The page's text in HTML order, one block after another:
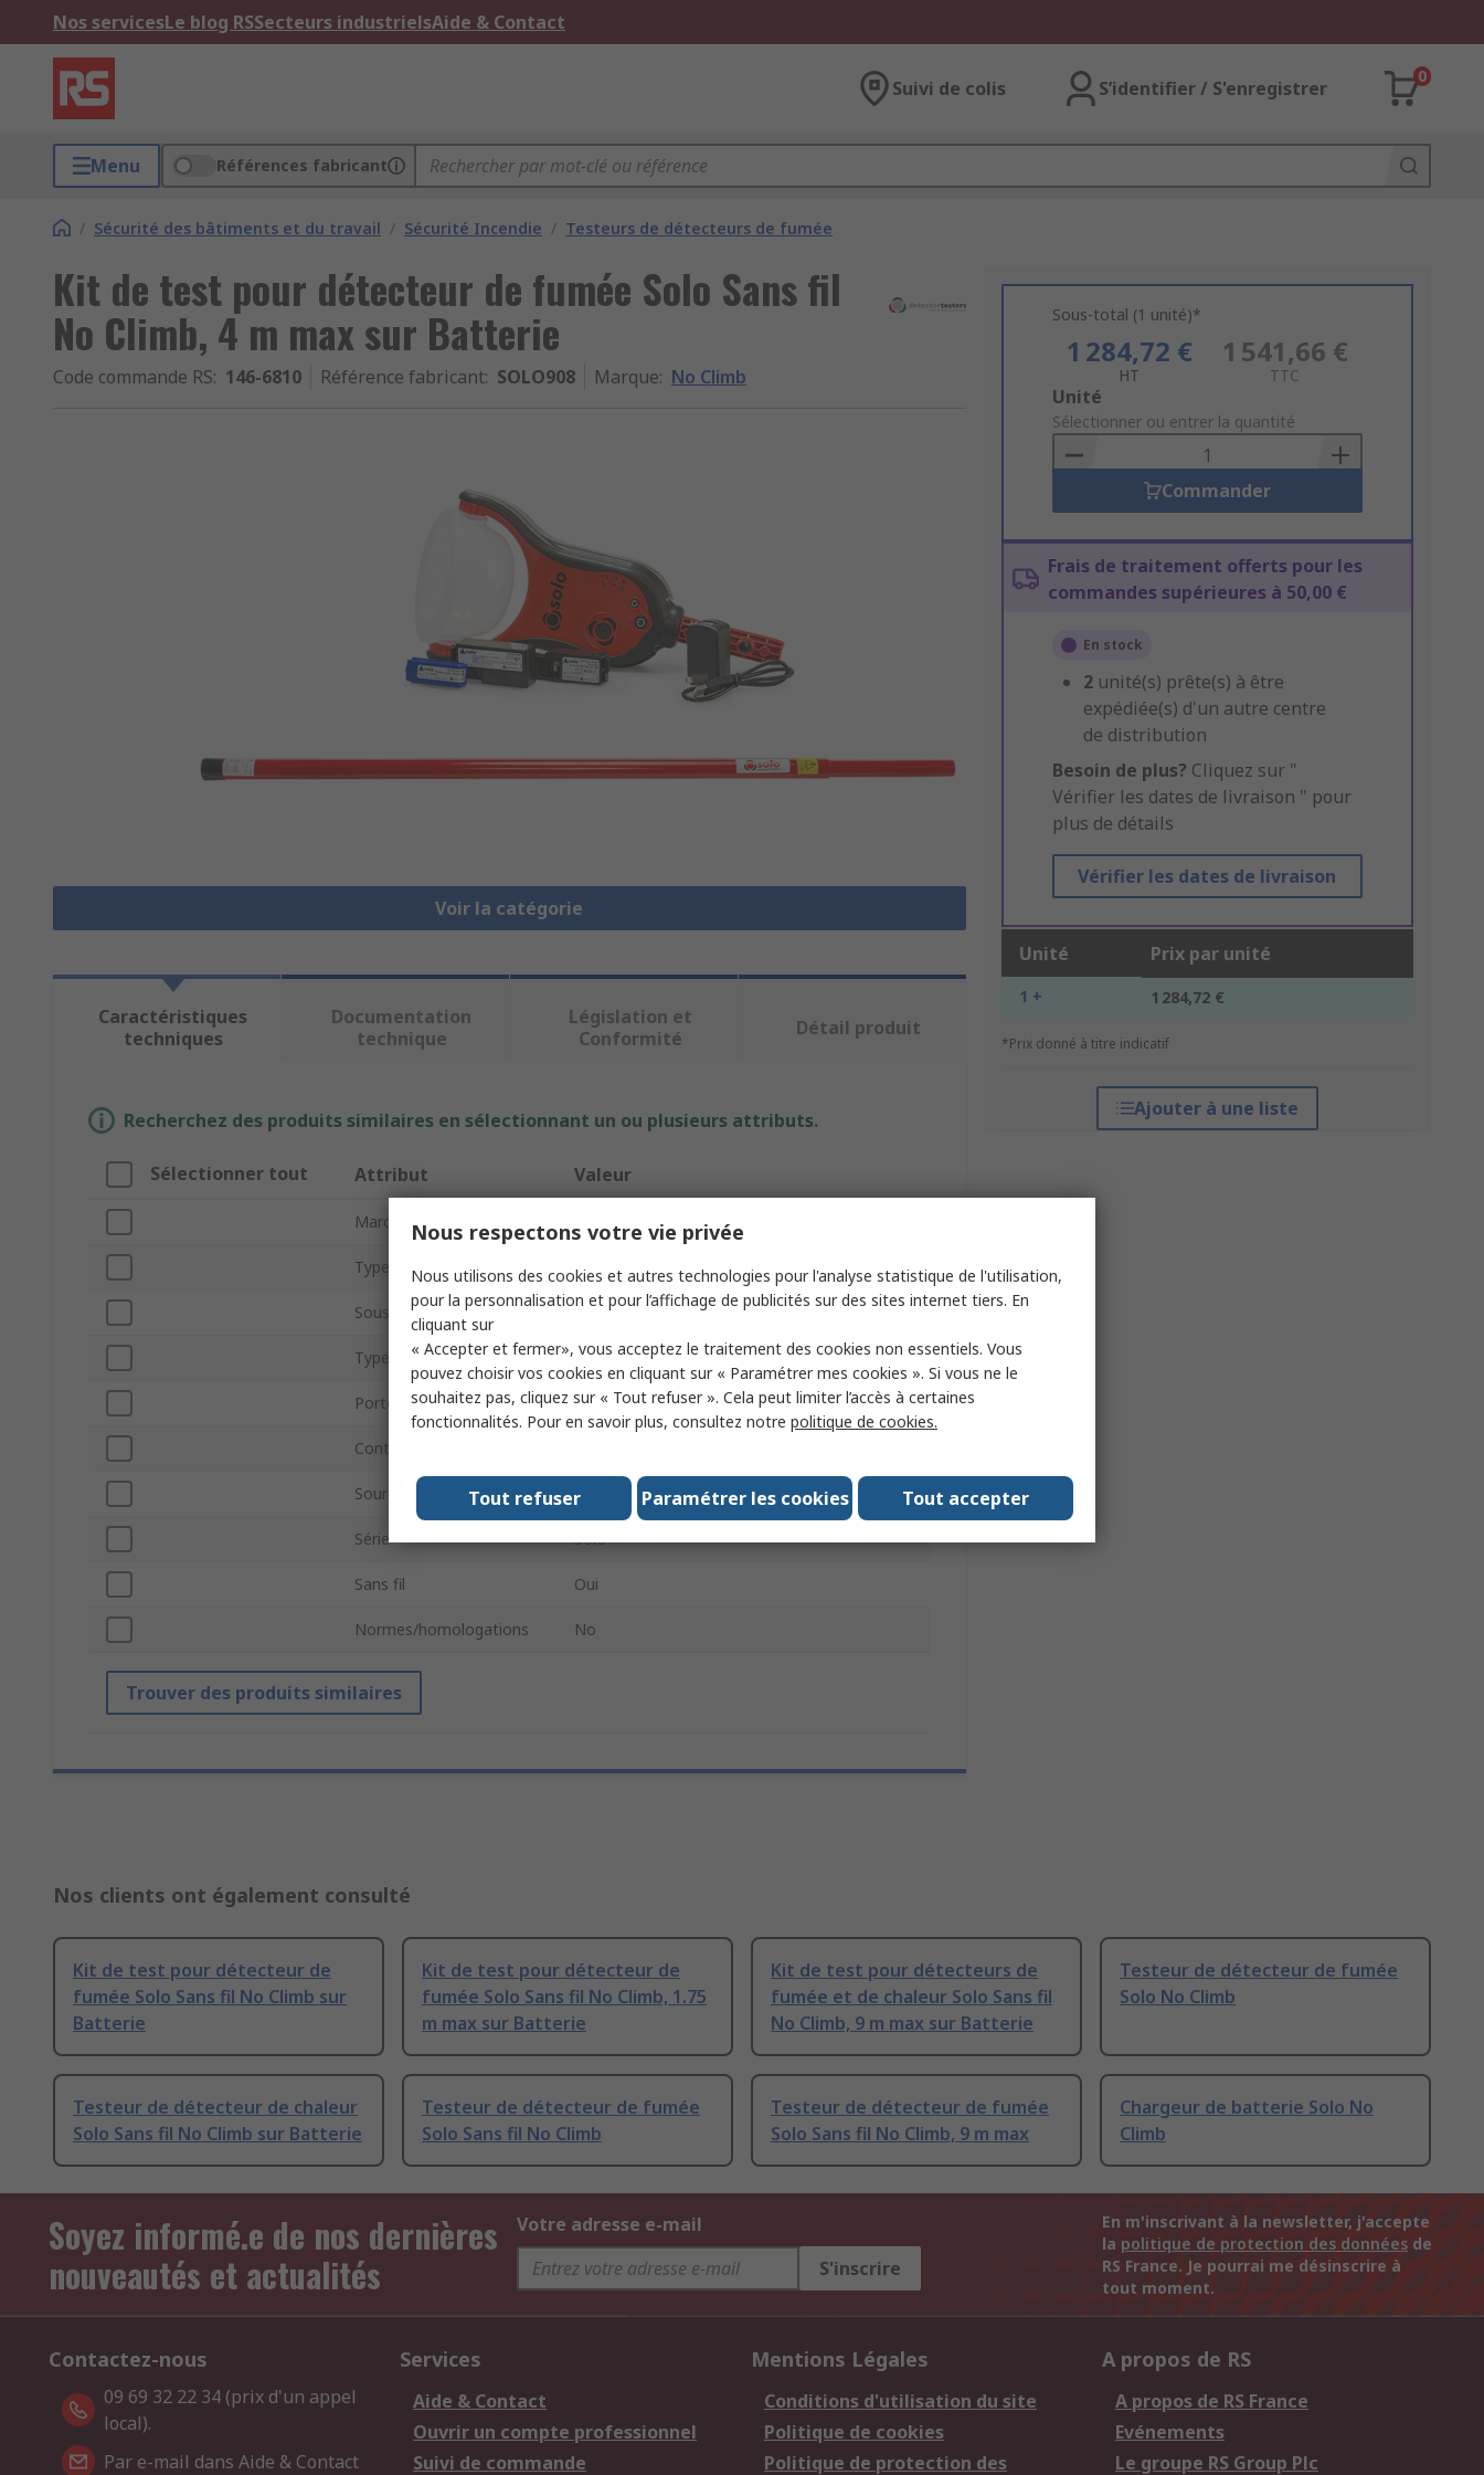
Nos servicesLe blog RSSecteurs industrielsAide & Contact
Suivi de colis S’identifier / S'enregistrer
0
Menu Références fabricant
/ Sécurité des bâtiments et du travail / Sécurité Incendie / Testeurs de détecteurs de fumée
Kit de test pour détecteur de fumée Solo Sans fil
No Climb, 4 m max sur Batterie
Code commande RS: 146-6810 Référence fabricant: SOLO908 Marque: No Climb
Voir la catégorie
Sous-total (1 unité)*
1 284,72 €
HT
1 541,66 €
TTC
Add
to
Basket
Unité
Sélectionner ou entrer la quantité
Commander
Frais de traitement offerts pour les
commandes supérieures à 50,00 €
En stock
2 unité(s) prête(s) à être
expédiée(s) d'un autre centre
de distribution
Besoin de plus? Cliquez sur "
Vérifier les dates de livraison " pour
plus de détails
Vérifier les dates de livraison
Unité Prix par unité
1 + 1 284,72 €
*Prix donné à titre indicatif
Ajouter à une liste
Caractéristiques
techniques
Documentation
technique
Législation et
Conformité
Détail produit
Recherchez des produits similaires en sélectionnant un ou plusieurs attributs.
Sélectionner tout Attribut Valeur
Marque No Climb
Type de produit Kit de test pour détecteur de fumée
Sous type Testeur de détecteur de fumée
Type d'alarme Fumée
Portée maximale 4m
Contenu du kit
Source d'alimentation Batterie
Série Solo
Sans fil Oui
Normes/homologations No
Trouver des produits similaires
Nos clients ont également consulté
Kit de test pour détecteur de
fumée Solo Sans fil No Climb sur
Batterie
Kit de test pour détecteur de
fumée Solo Sans fil No Climb, 1.75
m max sur Batterie
Kit de test pour détecteurs de
fumée et de chaleur Solo Sans fil
No Climb, 9 m max sur Batterie
Testeur de détecteur de fumée
Solo No Climb
Testeur de détecteur de chaleur
Solo Sans fil No Climb sur Batterie
Testeur de détecteur de fumée
Solo Sans fil No Climb
Testeur de détecteur de fumée
Solo Sans fil No Climb, 9 m max
Chargeur de batterie Solo No
Climb
Soyez informé.e de nos dernières
nouveautés et actualités
Votre adresse e-mail
S'inscrire
En m'inscrivant à la newsletter, j'accepte
la politique de protection des données de
RS France. Je pourrai me désinscrire à
tout moment.
Contactez-nous
09 69 32 22 34 (prix d'un appel
local).
Par e-mail dans Aide & Contact
Services
Aide & Contact
Ouvrir un compte professionnel
Suivi de commande
Mentions Légales
Conditions d'utilisation du site
Politique de cookies
Politique de protection des
A propos de RS
A propos de RS France
Evénements
Le groupe RS Group Plc
Nous respectons votre vie privée
Nous utilisons des cookies et autres technologies pour l'analyse statistique de l'utilisation,
pour la personnalisation et pour l’affichage de publicités sur des sites internet tiers. En
cliquant sur
« Accepter et fermer», vous acceptez le traitement des cookies non essentiels. Vous
pouvez choisir vos cookies en cliquant sur « Paramétrer mes cookies ». Si vous ne le
souhaitez pas, cliquez sur « Tout refuser ». Cela peut limiter l’accès à certaines
fonctionnalités. Pour en savoir plus, consultez notre politique de cookies.
Tout accepter
Paramétrer les cookies
Tout refuser